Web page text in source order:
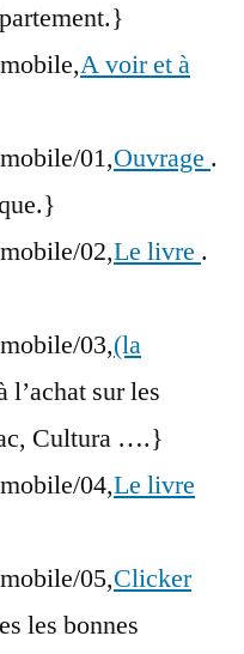
A voir et à
01,Ouvrage .
02,Le livre .
03,(la
l’achat sur les
Cultura ….}
04,Le livre
05,Clicker
les bonnes